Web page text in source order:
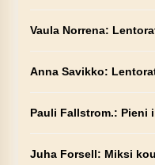
Vaula Norrena:
Anna Savikko:
Pauli Fallstrom.: Pieni
Juha Forsell: Miksi